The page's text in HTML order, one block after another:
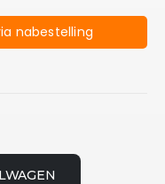
nabestelling